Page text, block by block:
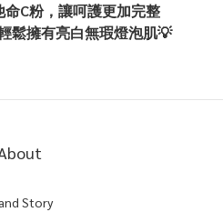
命C粉，讓呵護更加完整
鬆擁有亮白無瑕燈泡肌💡
Story